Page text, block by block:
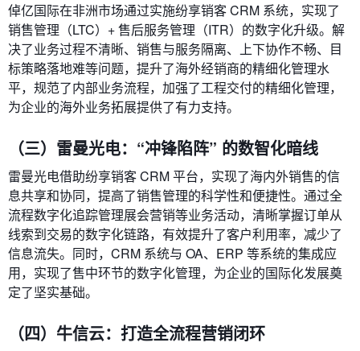
倬亿国际在非洲市场通过实施纷享销客 CRM 系统，实现了
销售管理（LTC）+ 售后服务管理（ITR）的数字化升级。解
决了业务过程不清晰、销售与服务隔离、上下协作不畅、目
标策略落地难等问题，提升了海外经销商的精细化管理水
平，规范了内部业务流程，加强了工程交付的精细化管理，
为企业的海外业务拓展提供了有力支持。
（三）雷曼光电：“冲锋陷阵” 的数智化暗线
雷曼光电借助纷享销客 CRM 平台，实现了海内外销售的信
息共享和协同，提高了销售管理的科学性和便捷性。通过全
流程数字化追踪管理展会营销等业务活动，清晰掌握订单从
线索到交易的数字化链路，有效提升了客户利用率，减少了
信息流失。同时，CRM 系统与 OA、ERP 等系统的集成应
用，实现了售中环节的数字化管理，为企业的国际化发展奠
定了坚实基础。
（四）牛信云：打造全流程营销闭环